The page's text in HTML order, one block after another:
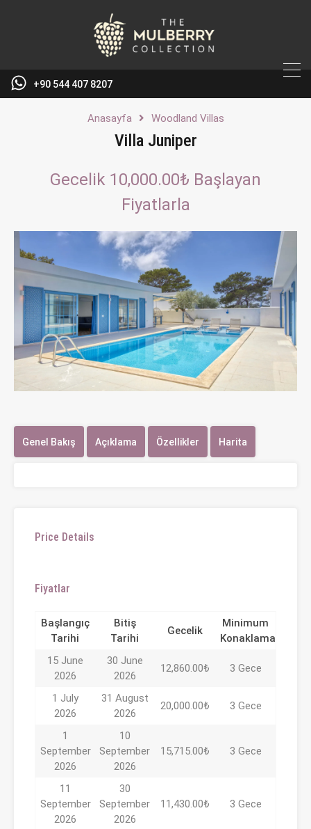
+90 544 407 8207
Anasayfa Woodland Villas
Villa Juniper
Gecelik 10,000.00₺ Başlayan
Fiyatlarla
Genel Bakış Açıklama Özellikler Harita
Price Details
Fiyatlar
Başlangıç
Tarihi
Bitiş
Tarihi
Gecelik
Minimum
Konaklama
15 June
2026
30 June
2026
12,860.00₺ 3 Gece
1 July
2026
31 August
2026
20,000.00₺ 3 Gece
1
September
2026
10
September
2026
15,715.00₺ 3 Gece
11
September
2026
30
September
2026
11,430.00₺ 3 Gece